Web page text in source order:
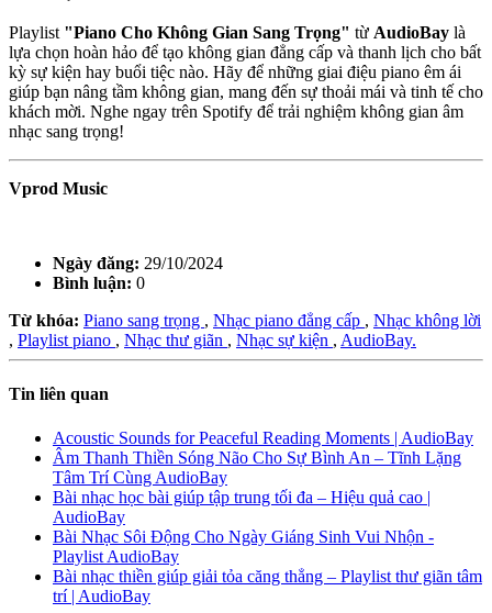
Playlist "Piano Cho Không Gian Sang Trọng" từ AudioBay là
lựa chọn hoàn hảo để tạo không gian đẳng cấp và thanh lịch cho bất
kỳ sự kiện hay buổi tiệc nào. Hãy để những giai điệu piano êm ái
giúp bạn nâng tầm không gian, mang đến sự thoải mái và tinh tế cho
khách mời. Nghe ngay trên Spotify để trải nghiệm không gian âm
nhạc sang trọng!
Vprod Music
Ngày đăng: 29/10/2024
Bình luận: 0
Từ khóa: Piano sang trọng , Nhạc piano đẳng cấp , Nhạc không lời
, Playlist piano , Nhạc thư giãn , Nhạc sự kiện , AudioBay.
Tin liên quan
Acoustic Sounds for Peaceful Reading Moments | AudioBay
Âm Thanh Thiền Sóng Não Cho Sự Bình An – Tĩnh Lặng
Tâm Trí Cùng AudioBay
Bài nhạc học bài giúp tập trung tối đa – Hiệu quả cao |
AudioBay
Bài Nhạc Sôi Động Cho Ngày Giáng Sinh Vui Nhộn -
Playlist AudioBay
Bài nhạc thiền giúp giải tỏa căng thẳng – Playlist thư giãn tâm
trí | AudioBay